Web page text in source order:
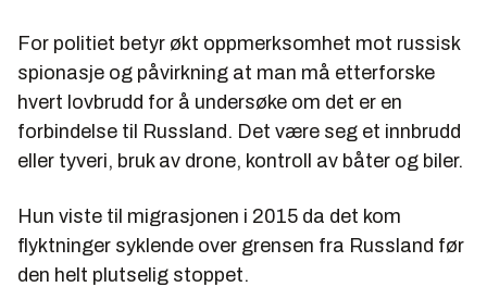
For politiet betyr økt oppmerksomhet mot russisk
spionasje og påvirkning at man må etterforske
hvert lovbrudd for å undersøke om det er en
forbindelse til Russland. Det være seg et innbrudd
eller tyveri, bruk av drone, kontroll av båter og biler.
Hun viste til migrasjonen i 2015 da det kom
flyktninger syklende over grensen fra Russland før
den helt plutselig stoppet.